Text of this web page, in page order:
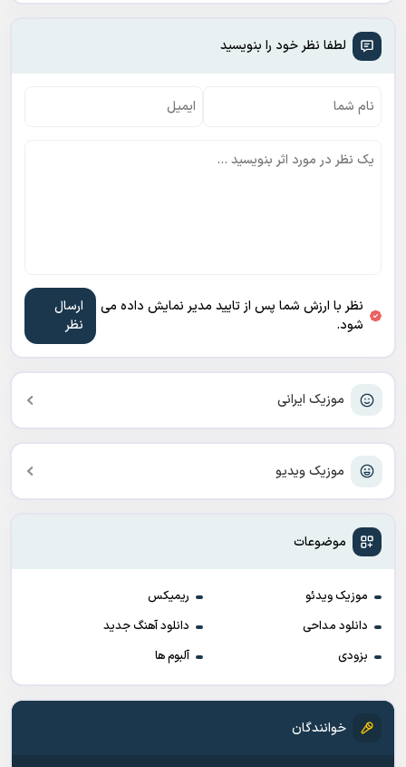
موزیک ایرانی
موزیک ویدیو
موضوعات
موزیک ویدئو
ریمیکس
دانلود مداحی
دانلود آهنگ جدید
بزودی
آلبوم ها
خوانندگان
لطفا نظر خود را بنویسید
نظر با ارزش شما پس از تایید مدیر نمایش داده می
شود.